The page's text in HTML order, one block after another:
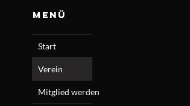
Menü
Start
Verein
Mitglied werden